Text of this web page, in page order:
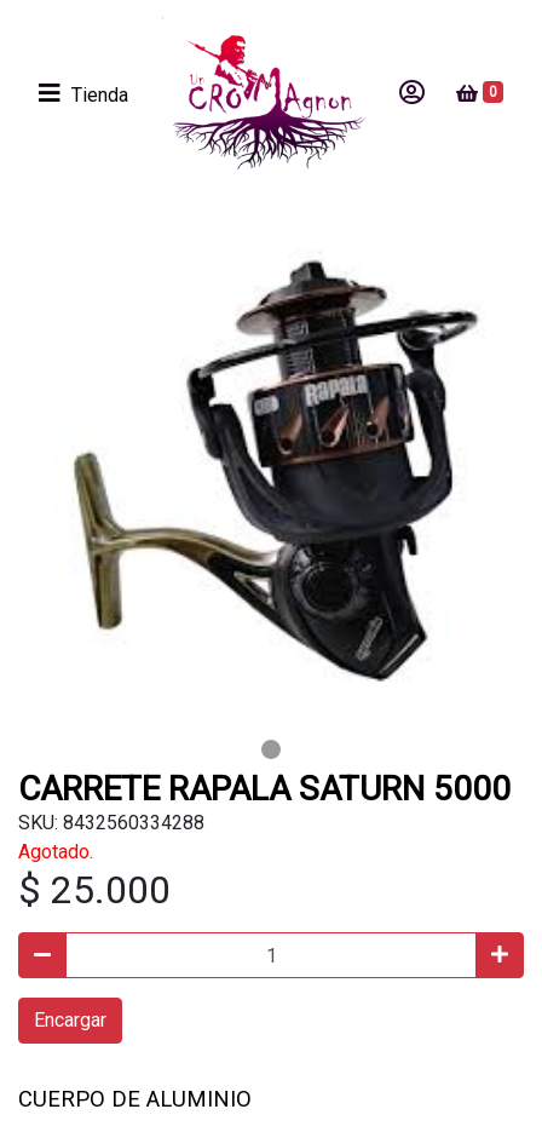
Tienda 0
CARRETE RAPALA SATURN 5000
SKU: 8432560334288
Agotado.
$ 25.000
Encargar
CUERPO DE ALUMINIO